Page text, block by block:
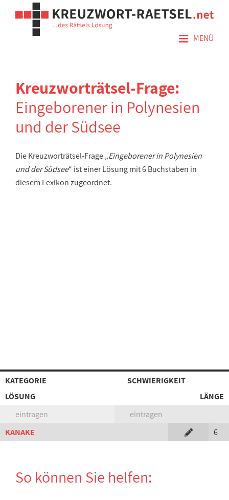
≡ MENÜ
Kreuzworträtsel-Frage:
Eingeborener in Polynesien
und der Südsee
Die Kreuzworträtsel-Frage „Eingeborener in Polynesien
und der Südsee“ ist einer Lösung mit 6 Buchstaben in
diesem Lexikon zugeordnet.
KATEGORIE
SCHWIERIGKEIT
LÖSUNG
LÄNGE
eintragen
eintragen
KANAKE
6
So können Sie helfen: